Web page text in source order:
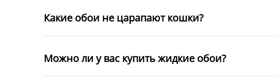
Какие обои не царапают кошки?
Можно ли у вас купить жидкие обои?